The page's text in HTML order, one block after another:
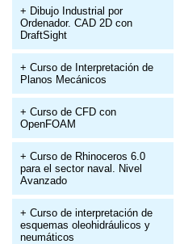
+ Dibujo Industrial por
Ordenador. CAD 2D con
DraftSight
+ Curso de Interpretación de
Planos Mecánicos
+ Curso de CFD con
OpenFOAM
+ Curso de Rhinoceros 6.0
para el sector naval. Nivel
Avanzado
+ Curso de interpretación de
esquemas oleohidráulicos y
neumáticos